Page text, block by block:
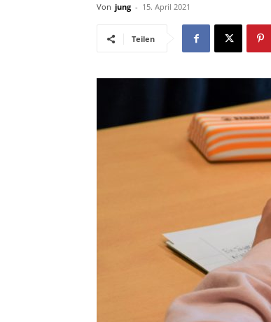
Von jung - 15. April 2021
Teilen